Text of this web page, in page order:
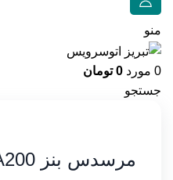
منو
0 مورد 0 تومان
جستجو
مرسدس بنز A200 مدل 2013-2018